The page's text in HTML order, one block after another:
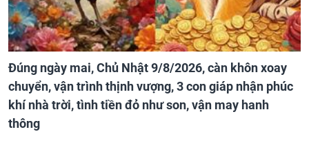
Đúng ngày mai, Chủ Nhật 9/8/2026, càn khôn xoay
chuyển, vận trình thịnh vượng, 3 con giáp nhận phúc
khí nhà trời, tình tiền đỏ như son, vận may hanh
thông